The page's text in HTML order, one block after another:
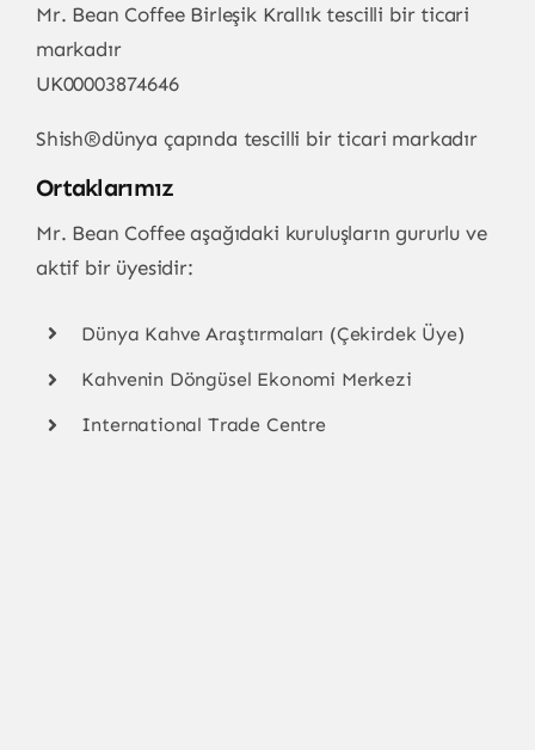
Mr. Bean Coffee Birleşik Krallık tescilli bir ticari
markadır
UK00003874646
Shish®dünya çapında tescilli bir ticari markadır
Ortaklarımız
Mr. Bean Coffee aşağıdaki kuruluşların gururlu ve
aktif bir üyesidir:
Dünya Kahve Araştırmaları (Çekirdek Üye)
Kahvenin Döngüsel Ekonomi Merkezi
International Trade Centre